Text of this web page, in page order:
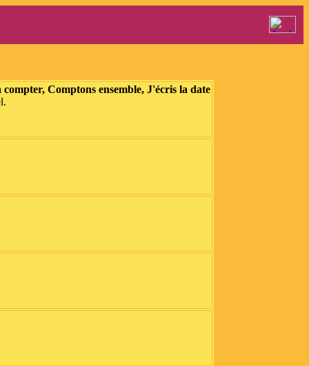
Comptons ensemble, J'écris la date